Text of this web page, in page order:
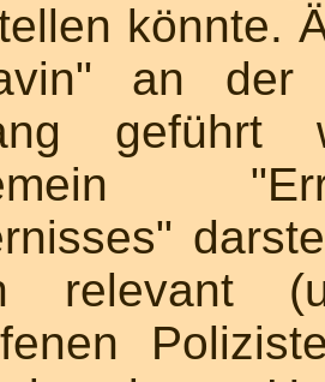
könnte.
an
geführt
relevant